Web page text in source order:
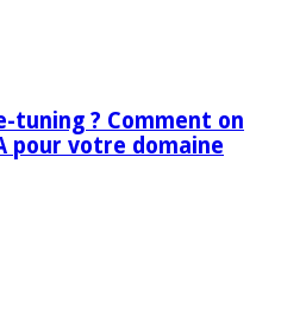
tuning ? Comment on
pour votre domaine